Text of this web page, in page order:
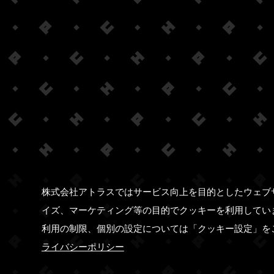
株式会社アトラスではサービス向上を目的としたウェ
イズ、マーケティング等の目的でクッキーを利用して
利用の制限、個別の設定については「クッキー設定」
ライバシーポリシー